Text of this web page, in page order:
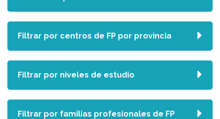
Filtrar por centros de FP por provincia
Filtrar por niveles de estudio
Filtrar por familias profesionales de FP